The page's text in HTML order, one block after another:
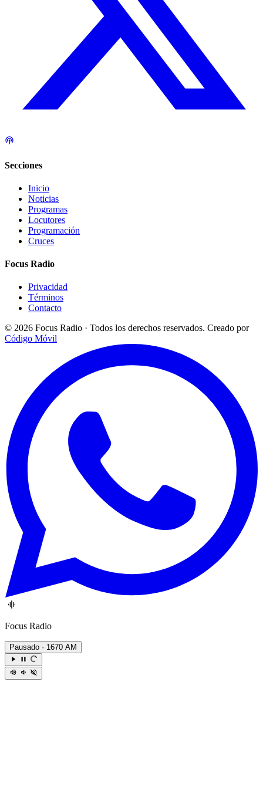
Secciones
Inicio
Noticias
Programas
Locutores
Programación
Cruces
Focus Radio
Privacidad
Términos
Contacto
© 2026 Focus Radio · Todos los derechos reservados. Creado por
Código Móvil
Focus Radio
Pausado · 1670 AM